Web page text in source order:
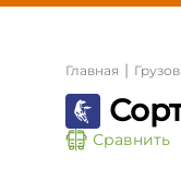
Главная |
Сравнить